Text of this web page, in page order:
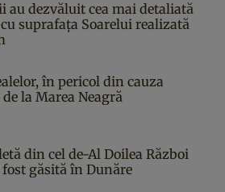
au dezvăluit cea mai detaliată
suprafața Soarelui realizată
în pericol din cauza
la Marea Neagră
din cel de-Al Doilea Război
găsită în Dunăre